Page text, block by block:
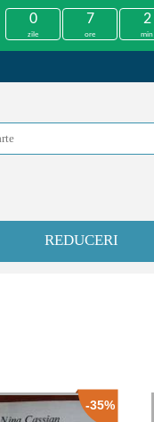
0
zile
7
ore
2
min
REDUCERI
-35%